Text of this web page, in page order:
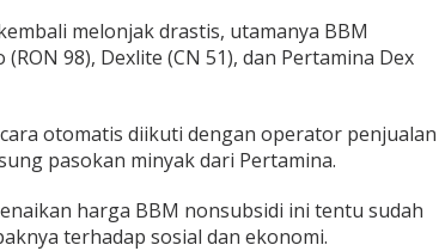
melonjak drastis, utamanya BBM
98), Dexlite (CN 51), dan Pertamina Dex
otomatis diikuti dengan operator penjualan
pasokan minyak dari Pertamina.
harga BBM nonsubsidi ini tentu sudah
terhadap sosial dan ekonomi.